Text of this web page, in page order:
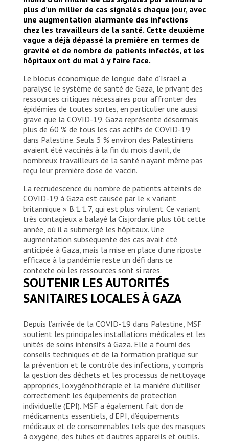
plus d’un millier de cas signalés chaque jour, avec
une augmentation alarmante des infections
chez les travailleurs de la santé. Cette deuxième
vague a déjà dépassé la première en termes de
gravité et de nombre de patients infectés, et les
hôpitaux ont du mal à y faire face.
Le blocus économique de longue date d’Israël a
paralysé le système de santé de Gaza, le privant des
ressources critiques nécessaires pour affronter des
épidémies de toutes sortes, en particulier une aussi
grave que la COVID-19. Gaza représente désormais
plus de 60 % de tous les cas actifs de COVID-19
dans Palestine. Seuls 5 % environ des Palestiniens
avaient été vaccinés à la fin du mois d’avril, de
nombreux travailleurs de la santé n’ayant même pas
reçu leur première dose de vaccin.
La recrudescence du nombre de patients atteints de
COVID-19 à Gaza est causée par le « variant
britannique » B.1.1.7, qui est plus virulent. Ce variant
très contagieux a balayé la Cisjordanie plus tôt cette
année, où il a submergé les hôpitaux. Une
augmentation subséquente des cas avait été
anticipée à Gaza, mais la mise en place d’une riposte
efficace à la pandémie reste un défi dans ce
contexte où les ressources sont si rares.
SOUTENIR LES AUTORITÉS
SANITAIRES LOCALES À GAZA
Depuis l’arrivée de la COVID-19 dans Palestine, MSF
soutient les principales installations médicales et les
unités de soins intensifs à Gaza. Elle a fourni des
conseils techniques et de la formation pratique sur
la prévention et le contrôle des infections, y compris
la gestion des déchets et les processus de nettoyage
appropriés, l’oxygénothérapie et la manière d’utiliser
correctement les équipements de protection
individuelle (EPI). MSF a également fait don de
médicaments essentiels, d’EPI, d’équipements
médicaux et de consommables tels que des masques
à oxygène, des tubes et d’autres appareils et outils.